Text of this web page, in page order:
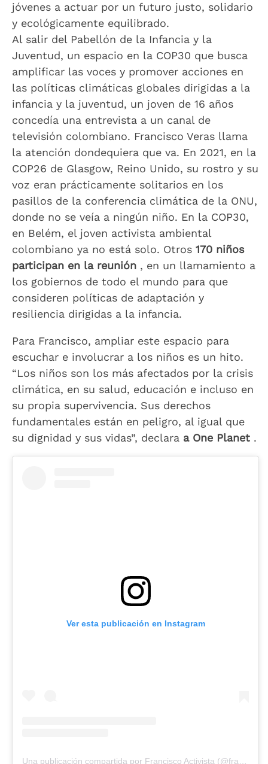
jóvenes a actuar por un futuro justo, solidario
y ecológicamente equilibrado.
Al salir del Pabellón de la Infancia y la
Juventud, un espacio en la COP30 que busca
amplificar las voces y promover acciones en
las políticas climáticas globales dirigidas a la
infancia y la juventud, un joven de 16 años
concedía una entrevista a un canal de
televisión colombiano. Francisco Veras llama
la atención dondequiera que va. En 2021, en la
COP26 de Glasgow, Reino Unido, su rostro y su
voz eran prácticamente solitarios en los
pasillos de la conferencia climática de la ONU,
donde no se veía a ningún niño. En la COP30,
en Belém, el joven activista ambiental
colombiano ya no está solo. Otros 170 niños
participan en la reunión , en un llamamiento a
los gobiernos de todo el mundo para que
consideren políticas de adaptación y
resiliencia dirigidas a la infancia.
Para Francisco, ampliar este espacio para
escuchar e involucrar a los niños es un hito.
“Los niños son los más afectados por la crisis
climática, en su salud, educación e incluso en
su propia supervivencia. Sus derechos
fundamentales están en peligro, al igual que
su dignidad y sus vidas”, declara a One Planet .
Ver esta publicación en Instagram